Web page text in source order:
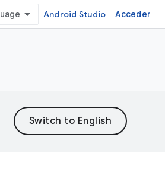
Android Studio Acceder